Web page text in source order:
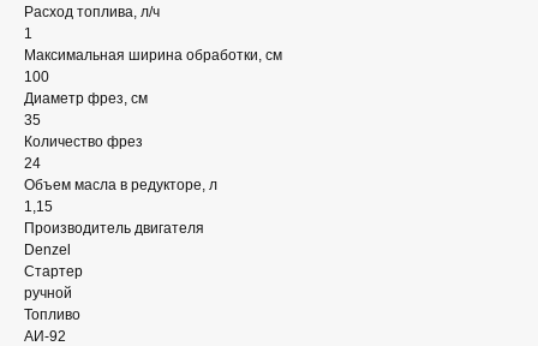
Расход топлива, л/ч
1
Максимальная ширина обработки, см
100
Диаметр фрез, см
35
Количество фрез
24
Объем масла в редукторе, л
1,15
Производитель двигателя
Denzel
Стартер
ручной
Топливо
АИ-92